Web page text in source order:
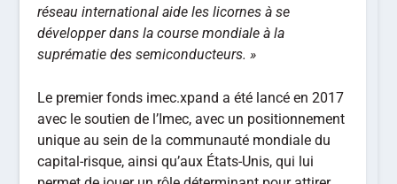
réseau international aide les licornes à se
développer dans la course mondiale à la
suprématie des semiconducteurs. »
Le premier fonds imec.xpand a été lancé en 2017
avec le soutien de l’Imec, avec un positionnement
unique au sein de la communauté mondiale du
capital-risque, ainsi qu’aux États-Unis, qui lui